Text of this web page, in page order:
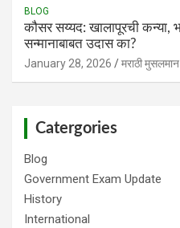
BLOG
​कौसर सय्यद: खालापूरची कन्या,
सन्मानाबाबत उदास का?
January 28, 2026 मराठी
Catergories
Blog
Government Exam Update
History
International